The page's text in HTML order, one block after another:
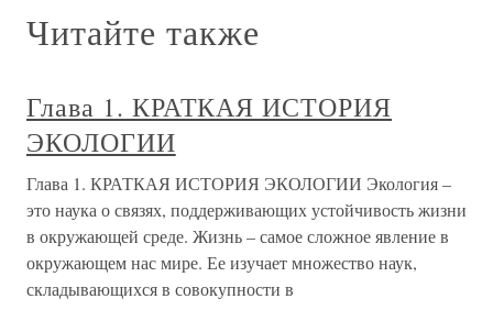
Читайте также
Глава 1. КРАТКАЯ ИСТОРИЯ
ЭКОЛОГИИ
Глава 1. КРАТКАЯ ИСТОРИЯ ЭКОЛОГИИ Экология –
это наука о связях, поддерживающих устойчивость жизни
в окружающей среде. Жизнь – самое сложное явление в
окружающем нас мире. Ее изучает множество наук,
складывающихся в совокупности в